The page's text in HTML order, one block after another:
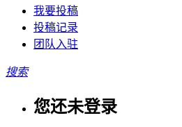
我要投稿
投稿记录
团队入驻
搜索
您还未登录